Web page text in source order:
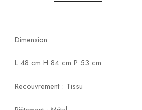
Dimension :
L 48 cm H 84 cm P 53 cm
Recouvrement : Tissu